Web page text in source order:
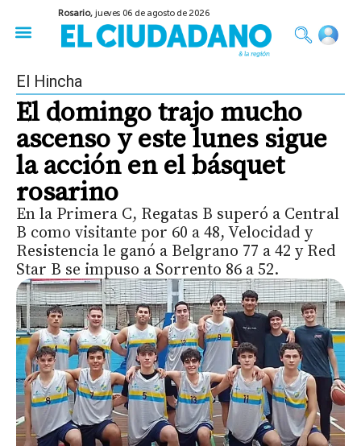
Rosario,jueves 06 de agosto de 2026
El Hincha
El domingo trajo mucho
ascenso y este lunes sigue
la acción en el básquet
rosarino
En la Primera C, Regatas B superó a Central
B como visitante por 60 a 48, Velocidad y
Resistencia le ganó a Belgrano 77 a 42 y Red
Star B se impuso a Sorrento 86 a 52.